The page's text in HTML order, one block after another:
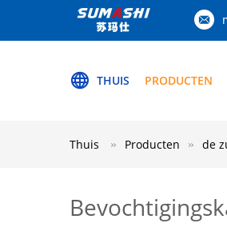
THUIS PRODUCTEN
Thuis Producten de